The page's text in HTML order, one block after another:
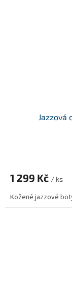
Jazzová
1 299 Kč / ks
Kožené jazzové